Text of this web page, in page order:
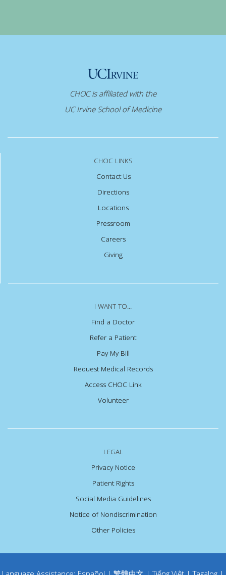
CHOC is affiliated with the
UC Irvine School of Medicine
CHOC LINKS
Contact Us
Directions
Locations
Pressroom
Careers
Giving
I WANT TO...
Find a Doctor
Refer a Patient
Pay My Bill
Request Medical Records
Access CHOC Link
Volunteer
LEGAL
Privacy Notice
Patient Rights
Social Media Guidelines
Notice of Nondiscrimination
Other Policies